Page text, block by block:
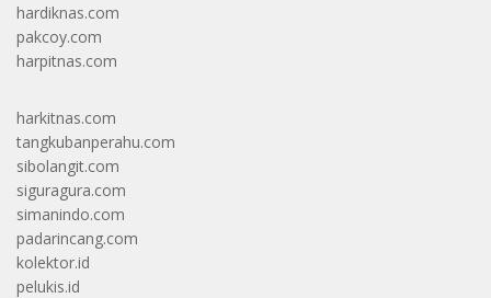
hardiknas.com
pakcoy.com
harpitnas.com
harkitnas.com
tangkubanperahu.com
sibolangit.com
siguragura.com
simanindo.com
padarincang.com
kolektor.id
pelukis.id